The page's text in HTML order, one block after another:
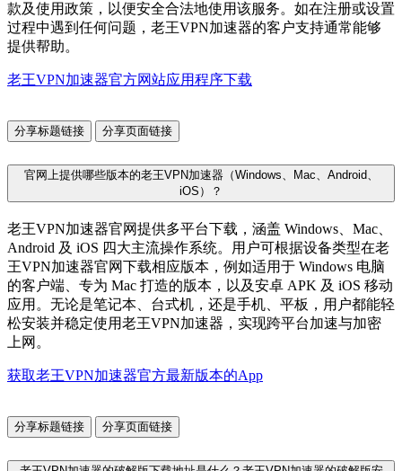
款及使用政策，以便安全合法地使用该服务。如在注册或设置
过程中遇到任何问题，老王VPN加速器的客户支持通常能够
提供帮助。
老王VPN加速器官方网站应用程序下载
分享标题链接 分享页面链接
官网上提供哪些版本的老王VPN加速器（Windows、Mac、Android、
iOS）？
老王VPN加速器官网提供多平台下载，涵盖 Windows、Mac、
Android 及 iOS 四大主流操作系统。用户可根据设备类型在老
王VPN加速器官网下载相应版本，例如适用于 Windows 电脑
的客户端、专为 Mac 打造的版本，以及安卓 APK 及 iOS 移动
应用。无论是笔记本、台式机，还是手机、平板，用户都能轻
松安装并稳定使用老王VPN加速器，实现跨平台加速与加密
上网。
获取老王VPN加速器官方最新版本的App
分享标题链接 分享页面链接